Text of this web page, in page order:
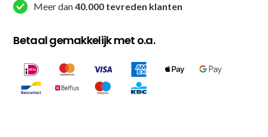
Meer dan40.000 tevreden klanten
Betaal gemakkelijk met o.a.